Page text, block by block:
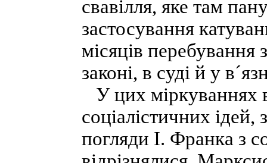
свавілля, яке там
застосування
місяців перебування
законі, в суді й у
У цих міркуваннях
соціалістичних
погляди І. Франка з